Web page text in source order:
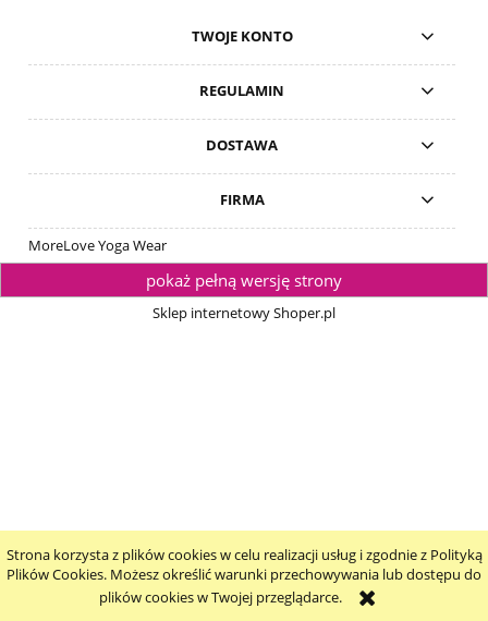
Strona korzysta z plików cookies w celu realizacji usług i zgodnie z Polityką
Plików Cookies. Możesz określić warunki przechowywania lub dostępu do
plików cookies w Twojej przeglądarce.
TWOJE KONTO
REGULAMIN
DOSTAWA
FIRMA
MoreLove Yoga Wear
pokaż pełną wersję strony
Sklep internetowy Shoper.pl